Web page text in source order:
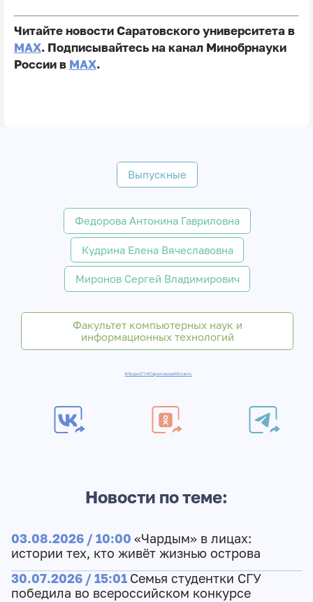
Читайте новости Саратовского университета в
MAX. Подписывайтесь на канал Минобрнауки
России в MAX.
Выпускные
Федорова Антонина Гавриловна
Кудрина Елена Вячеславовна
Миронов Сергей Владимирович
Факультет компьютерных наук и
информационных технологий
#ЛюдиСГУ#СаратовскаяОбласть
Новости по теме:
03.08.2026 / 10:00 «Чардым» в лицах:
истории тех, кто живёт жизнью острова
30.07.2026 / 15:01 Семья студентки СГУ
победила во всероссийском конкурсе